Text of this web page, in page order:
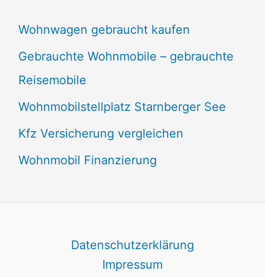
Wohnwagen gebraucht kaufen
Gebrauchte Wohnmobile – gebrauchte
Reisemobile
Wohnmobilstellplatz Starnberger See
Kfz Versicherung vergleichen
Wohnmobil Finanzierung
Datenschutzerklärung
Impressum